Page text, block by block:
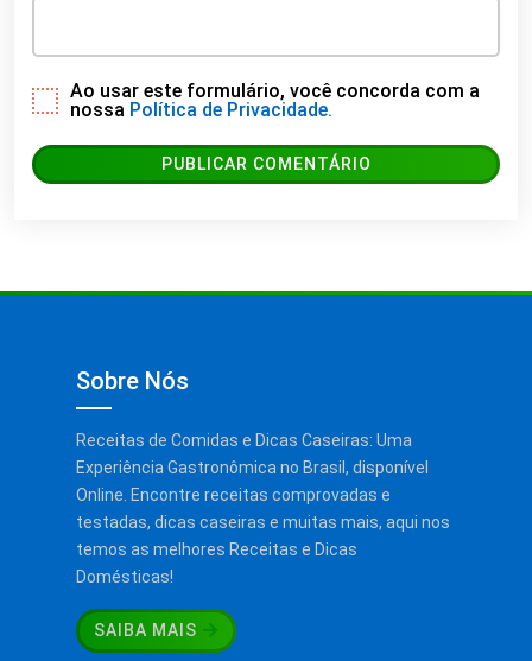
Ao usar este formulário, você concorda com a
nossa Política de Privacidade.
Sobre Nós
Receitas de Comidas e Dicas Caseiras: Uma
Experiência Gastronômica no Brasil, disponível
Online. Encontre receitas comprovadas e
testadas, dicas caseiras e muitas mais, aqui nos
temos as melhores Receitas e Dicas
Domésticas!
SAIBA MAIS